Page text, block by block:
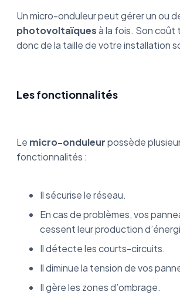
Un micro-onduleur peut gérer un ou
photovoltaïquesà la fois. Son
donc de la taille de votre installation
Les fonctionnalités
Le micro-onduleurpossède
fonctionnalités :
Il sécurise le réseau.
En cas de problèmes, vos
cessent leur production
Il détecte les courts-circuits.
Il diminue la tension de vos
Il gère les zones d’ombrage.